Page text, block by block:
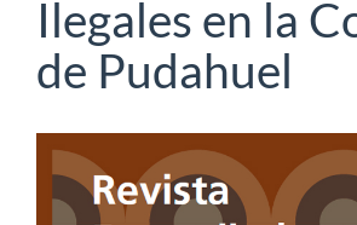
Ilegales en la
de Pudahuel
Barra
lateral